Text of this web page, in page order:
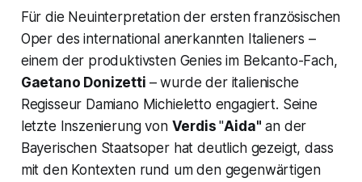
Für die Neuinterpretation der ersten französischen
Oper des international anerkannten Italieners –
einem der produktivsten Genies im Belcanto-Fach,
Gaetano Donizetti – wurde der italienische
Regisseur Damiano Michieletto engagiert. Seine
letzte Inszenierung von Verdis"Aida" an der
Bayerischen Staatsoper hat deutlich gezeigt, dass
mit den Kontexten rund um den gegenwärtigen